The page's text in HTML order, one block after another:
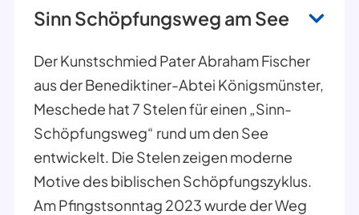
Sinn Schöpfungsweg am See
Der Kunstschmied Pater Abraham Fischer
aus der Benediktiner-Abtei Königsmünster,
Meschede hat 7 Stelen für einen „Sinn-
Schöpfungsweg“ rund um den See
entwickelt. Die Stelen zeigen moderne
Motive des biblischen Schöpfungszyklus.
Am Pfingstsonntag 2023 wurde der Weg